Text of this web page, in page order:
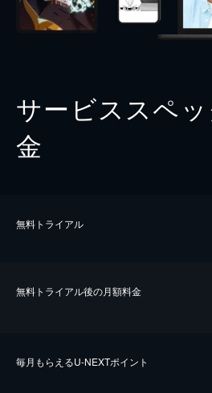
サービススペ
金
無料トライアル
無料トライアル後の⽉額料金
毎⽉もらえるU-NEXTポイント